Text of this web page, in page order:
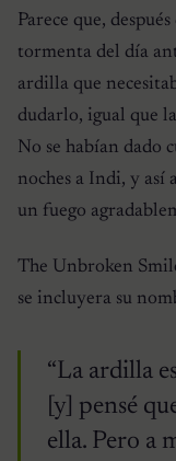
Parece que,
tormenta del día
ardilla que
dudarlo, igual que
No se habían dado
noches a Indi, y así
un fuego
The Unbroken
se incluyera su
“La ardilla
[y] pensé
ella. Pero a